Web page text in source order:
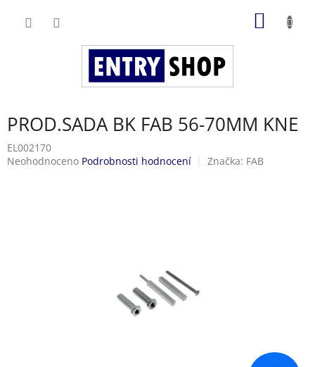
PROD.SADA BK FAB 56-70MM KNE
EL002170
Průměrné
Neohodnoceno Podrobnosti hodnocení Značka: FAB